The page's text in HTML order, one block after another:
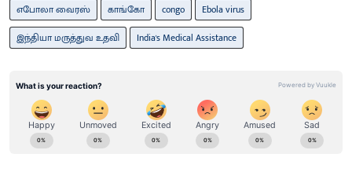
எபோலா வைரஸ் காங்கோ congo
Ebola virus
இந்தியா மருத்துவ உதவி
India's Medical Assistance